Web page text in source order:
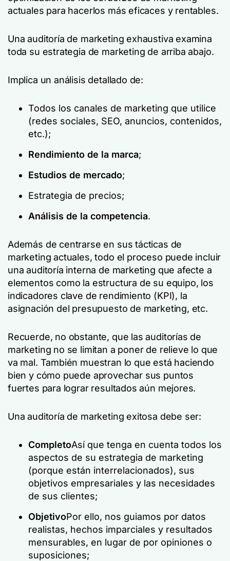
actuales para hacerlos más eficaces y rentables.
Una auditoría de marketing exhaustiva examina
toda su estrategia de marketing de arriba abajo.
Implica un análisis detallado de:
Todos los canales de marketing que utilice
(redes sociales, SEO, anuncios, contenidos,
etc.);
Rendimiento de la marca;
Estudios de mercado;
Estrategia de precios;
Análisis de la competencia.
Además de centrarse en sus tácticas de
marketing actuales, todo el proceso puede incluir
una auditoría interna de marketing que afecte a
elementos como la estructura de su equipo, los
indicadores clave de rendimiento (KPI), la
asignación del presupuesto de marketing, etc.
Recuerde, no obstante, que las auditorías de
marketing no se limitan a poner de relieve lo que
va mal. También muestran lo que está haciendo
bien y cómo puede aprovechar sus puntos
fuertes para lograr resultados aún mejores.
Una auditoría de marketing exitosa debe ser:
CompletoAsí que tenga en cuenta todos los
aspectos de su estrategia de marketing
(porque están interrelacionados), sus
objetivos empresariales y las necesidades
de sus clientes;
ObjetivoPor ello, nos guiamos por datos
realistas, hechos imparciales y resultados
mensurables, en lugar de por opiniones o
suposiciones;